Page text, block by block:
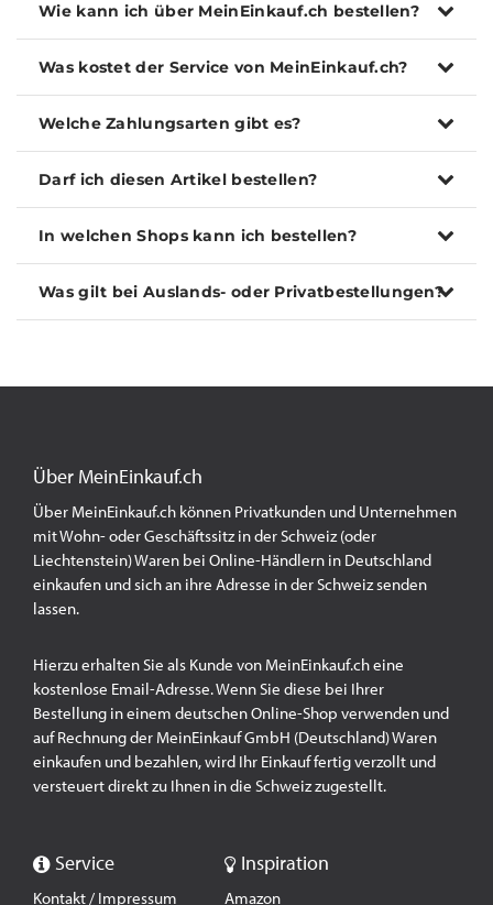
Wie kann ich über MeinEinkauf.ch bestellen?
Was kostet der Service von MeinEinkauf.ch?
Welche Zahlungsarten gibt es?
Darf ich diesen Artikel bestellen?
In welchen Shops kann ich bestellen?
Was gilt bei Auslands- oder Privatbestellungen?
Über MeinEinkauf.ch
Über MeinEinkauf.ch können Privatkunden und Unternehmen
mit Wohn- oder Geschäftssitz in der Schweiz (oder
Liechtenstein) Waren bei Online-Händlern in Deutschland
einkaufen und sich an ihre Adresse in der Schweiz senden
lassen.
Hierzu erhalten Sie als Kunde von MeinEinkauf.ch eine
kostenlose Email-Adresse. Wenn Sie diese bei Ihrer
Bestellung in einem deutschen Online-Shop verwenden und
auf Rechnung der MeinEinkauf GmbH (Deutschland) Waren
einkaufen und bezahlen, wird Ihr Einkauf fertig verzollt und
versteuert direkt zu Ihnen in die Schweiz zugestellt.
Service
Kontakt / Impressum
Inspiration
Amazon